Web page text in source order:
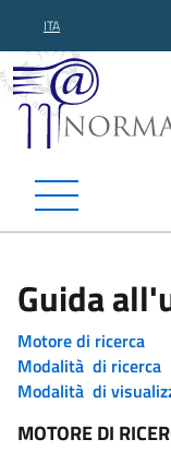
ITA
Guida
Motore di ricerca
Modalità di ricerca
Modalità di
MOTORE DI